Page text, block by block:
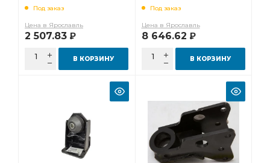
Под заказ
Цена в Ярославль
2 507.83 Р
В КОРЗИНУ
Под заказ
Цена в Ярославль
8 646.62 Р
В КОРЗИНУ